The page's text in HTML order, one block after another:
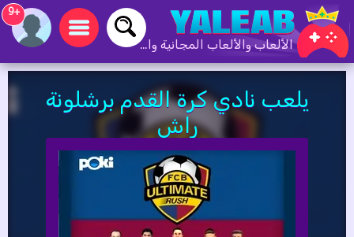
الألعاب والألعاب المجانية والألعاب عبر الإنترنت
+9
يلعب نادي كرة القدم برشلونة
راش